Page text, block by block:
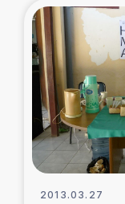
2013.03.27